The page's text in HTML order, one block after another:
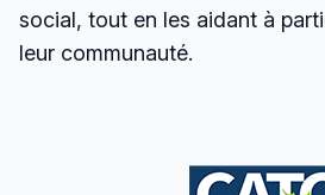
social, tout en les aidant à
leur communauté.